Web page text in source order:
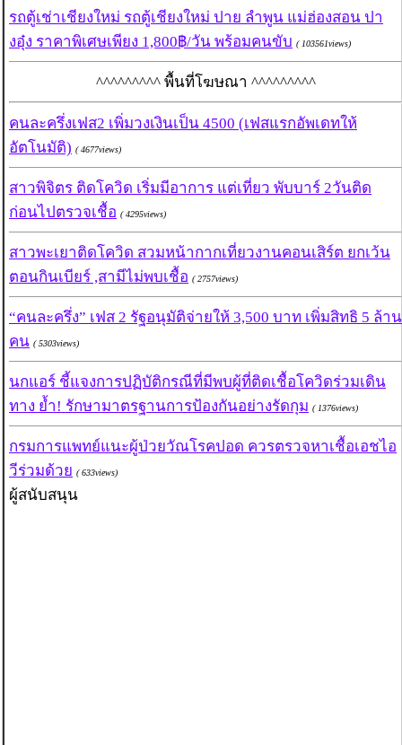
รถตู้เช่าเชียงใหม่ รถตู้เชียงใหม่ ปาย ลำพูน แม่ฮ่องสอน ปา
งอุ๋ง ราคาพิเศษเพียง 1,800฿/วัน พร้อมคนขับ ( 103561views)
^^^^^^^^^ พื้นที่โฆษณา ^^^^^^^^^
คนละครึ่งเฟส2 เพิ่มวงเงินเป็น 4500 (เฟสแรกอัพเดทให้
อัตโนมัติ) ( 4677views)
สาวพิจิตร ติดโควิด เริ่มมีอาการ แต่เที่ยว พับบาร์ 2วันติด
ก่อนไปตรวจเชื้อ ( 4295views)
สาวพะเยาติดโควิด สวมหน้ากากเที่ยวงานคอนเสิร์ต ยกเว้น
ตอนกินเบียร์ ,สามีไม่พบเชื้อ ( 2757views)
“คนละครึ่ง” เฟส 2 รัฐอนุมัติจ่ายให้ 3,500 บาท เพิ่มสิทธิ 5 ล้าน
คน ( 5303views)
นกแอร์ ชี้แจงการปฏิบัติกรณีที่มีพบผู้ที่ติดเชื้อโควิดร่วมเดิน
ทาง ย้ำ! รักษามาตรฐานการป้องกันอย่างรัดกุม ( 1376views)
กรมการแพทย์แนะผู้ป่วยวัณโรคปอด ควรตรวจหาเชื้อเอชไอ
วีร่วมด้วย ( 633views)
ผู้สนับสนุน